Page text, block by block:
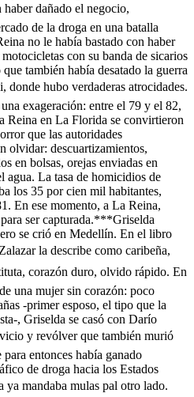
dañado el negocio,
de la droga en una batalla
no le había bastado con haber
con su banda de sicarios
también había desatado la guerra
hubo verdaderas atrocidades.
exageración: entre el 79 y el 82,
Reina en La Florida se convirtieron
que las autoridades
olvidar: descuartizamientos,
en bolsas, orejas enviadas en
agua. La tasa de homicidios de
los 35 por cien mil habitantes,
En ese momento, a La Reina,
ser capturada.***Griselda
se crió en Medellín. En el libro
la describe como caribeña,
corazón duro, olvido rápido. En
una mujer sin corazón: poco
-primer esposo, el tipo que la
, Griselda se casó con Darío
y revólver que también murió
entonces había ganado
de droga hacia los Estados
mandaba mulas pal otro lado.